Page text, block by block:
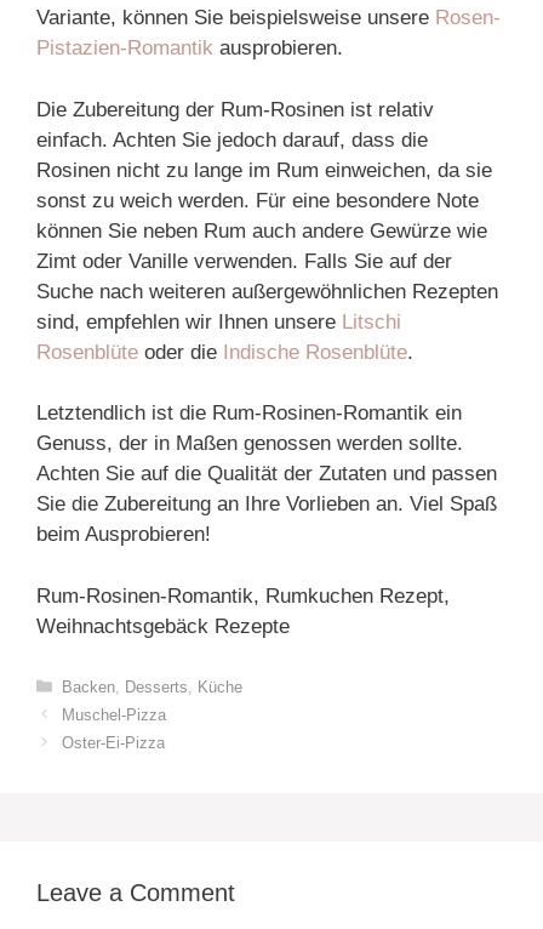
Variante, können Sie beispielsweise unsere Rosen-
Pistazien-Romantik ausprobieren.
Die Zubereitung der Rum-Rosinen ist relativ
einfach. Achten Sie jedoch darauf, dass die
Rosinen nicht zu lange im Rum einweichen, da sie
sonst zu weich werden. Für eine besondere Note
können Sie neben Rum auch andere Gewürze wie
Zimt oder Vanille verwenden. Falls Sie auf der
Suche nach weiteren außergewöhnlichen Rezepten
sind, empfehlen wir Ihnen unsere Litschi
Rosenblüte oder die Indische Rosenblüte.
Letztendlich ist die Rum-Rosinen-Romantik ein
Genuss, der in Maßen genossen werden sollte.
Achten Sie auf die Qualität der Zutaten und passen
Sie die Zubereitung an Ihre Vorlieben an. Viel Spaß
beim Ausprobieren!
Rum-Rosinen-Romantik, Rumkuchen Rezept,
Weihnachtsgebäck Rezepte
Categories
Backen, Desserts
Küche
Muschel-Pizza
Oster-Ei-Pizza
Leave a Comment